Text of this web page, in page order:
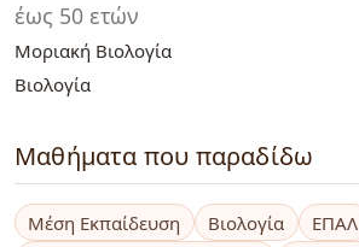
έως 50 ετών
Μοριακή Βιολογία
Βιολογία
Μαθήματα που παραδίδω
Μέση Εκπαίδευση Βιολογία
ΕΠΑΛ